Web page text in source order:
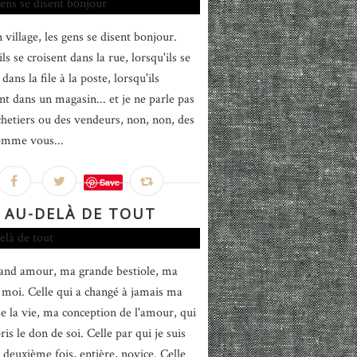
village, les gens se disent bonjour.
se croisent dans la rue, lorsqu'ils se
la file à la poste, lorsqu'ils
dans un magasin... et je ne parle pas
ou des vendeurs, non, non, des
vous...
Save
AU-DELÀ DE TOUT
amour, ma grande bestiole, ma
Celle qui a changé à jamais ma
la vie, ma conception de l'amour, qui
le don de soi. Celle par qui je suis